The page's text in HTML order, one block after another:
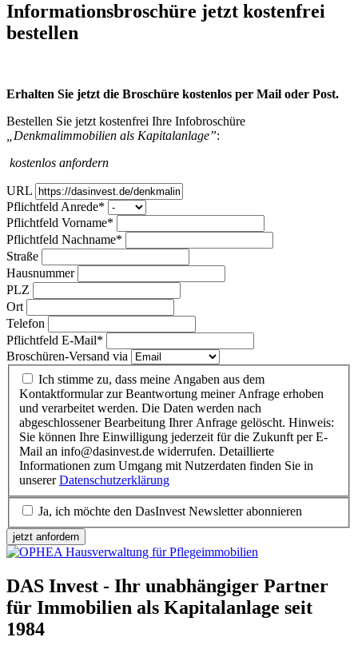
Infor­mations­broschüre jetzt kosten­frei
bestellen
Erhalten Sie jetzt die Broschüre kostenlos per Mail oder Post.
Bestellen Sie jetzt kostenfrei Ihre Infobroschüre
„Denkmalimmobilien als Kapitalanlage”:
kostenlos anfordern
URL
Pflichtfeld Anrede*
Pflichtfeld Vorname*
Pflichtfeld Nachname*
Straße
Hausnummer
PLZ
Ort
Telefon
Pflichtfeld E-Mail*
Broschüren-Versand via
Ich stimme zu, dass meine Angaben aus dem
Kontaktformular zur Beantwortung meiner Anfrage erhoben
und verarbeitet werden. Die Daten werden nach
abgeschlossener Bearbeitung Ihrer Anfrage gelöscht. Hinweis:
Sie können Ihre Einwilligung jederzeit für die Zukunft per E-
Mail an info@dasinvest.de widerrufen. Detaillierte
Informationen zum Umgang mit Nutzerdaten finden Sie in
unsererDatenschutzerklärung
Ja, ich möchte den DasInvest Newsletter abonnieren
jetzt anfordern
DAS Invest - Ihr unabhängiger Partner
für Immobilien als Kapitalanlage seit
1984